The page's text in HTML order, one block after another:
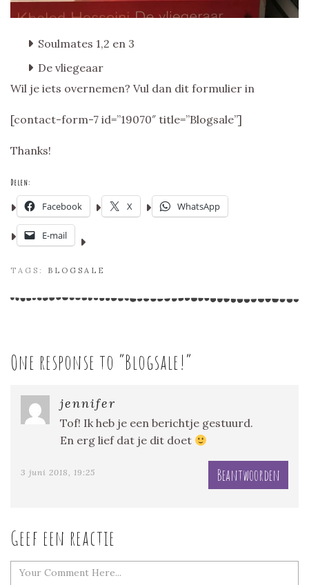
Soulmates 1,2 en 3
De vliegeaar
Wil je iets overnemen? Vul dan dit formulier in
[contact-form-7 id=”19070″ title=”Blogsale”]
Thanks!
Delen:
Facebook X WhatsApp
E-mail
TAGS: BLOGSALE
One response to “Blogsale!”
jennifer
Tof! Ik heb je een berichtje gestuurd.
En erg lief dat je dit doet
3 juni 2018, 19:25 Beantwoorden
Geef een reactie